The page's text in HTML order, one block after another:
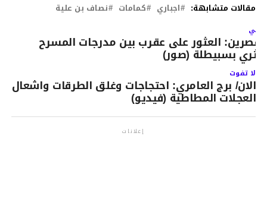
مقالات متشابهة: اجباري كمامات نصاف بن علية
العثور على عقرب بين مدرجات المسرح
بسبيطلة (صور)
لا تفوت
الان/ برج العامري: احتجاجات وغلق الطرقات واشعال
العجلات المطاطية (فيديو)
إعلانات